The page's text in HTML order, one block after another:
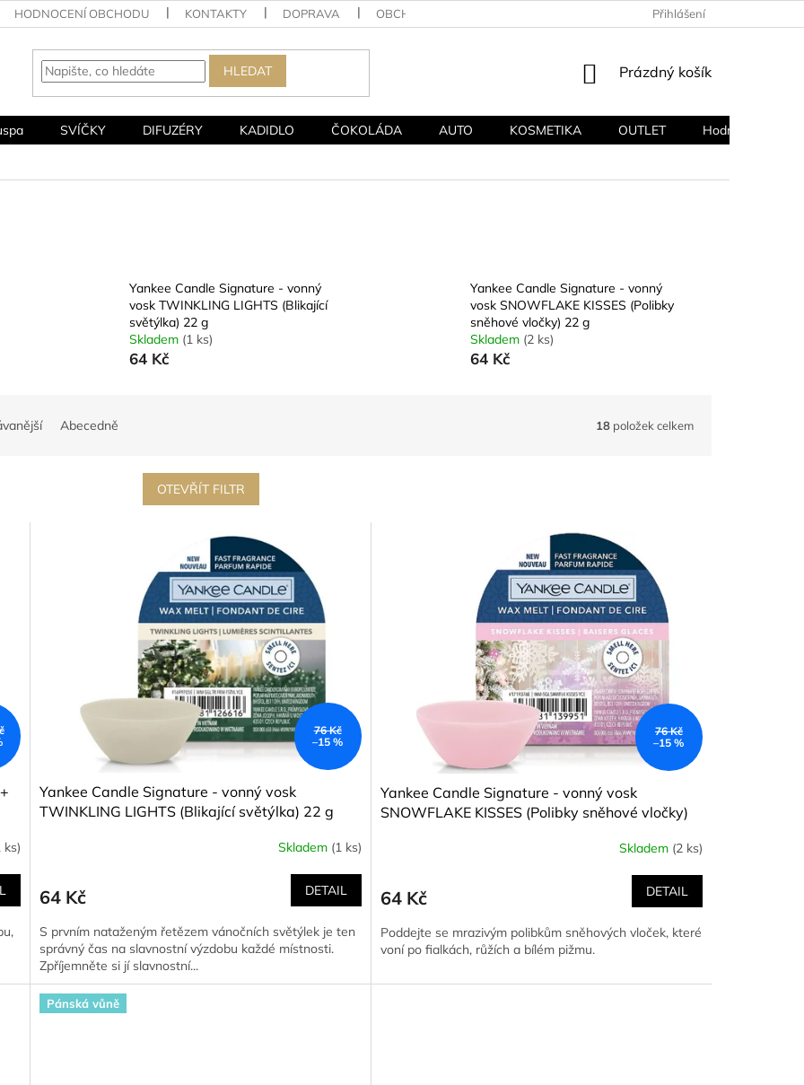
HODNOCENÍ OBCHODU KONTAKTY DOPRAVA OBCHODNÍ PODMÍNKY PODMÍNKY OCHRANY OSOBNÍCH ÚDAJŮ
Přihlášení
HLEDAT
NÁKUPNÍ
Prázdný košík
SVÍČKY DIFUZÉRY KADIDLO ČOKOLÁDA AUTO KOSMETIKA OUTLET
Hodnocení
Yankee Candle Signature - vonný
vosk TWINKLING LIGHTS (Blikající
světýlka) 22 g
Skladem (1 ks)
64 Kč
Yankee Candle Signature - vonný
vosk SNOWFLAKE KISSES (Polibky
sněhové vločky) 22 g
Skladem (2 ks)
64 Kč
Abecedně 18 položek celkem
OTEVŘÍT FILTR
ks)
76 Kč
–15 %
Yankee Candle Signature - vonný vosk
TWINKLING LIGHTS (Blikající světýlka) 22 g
Skladem (1 ks)
64 Kč DETAIL
S prvním nataženým řetězem vánočních světýlek je ten
správný čas na slavnostní výzdobu každé místnosti.
Zpříjemněte si jí slavnostní...
76 Kč
–15 %
Yankee Candle Signature - vonný vosk
SNOWFLAKE KISSES (Polibky sněhové vločky)
Skladem (2 ks)
64 Kč DETAIL
Poddejte se mrazivým polibkům sněhových vloček, které
voní po fialkách, růžích a bílém pižmu.
Pánská vůně